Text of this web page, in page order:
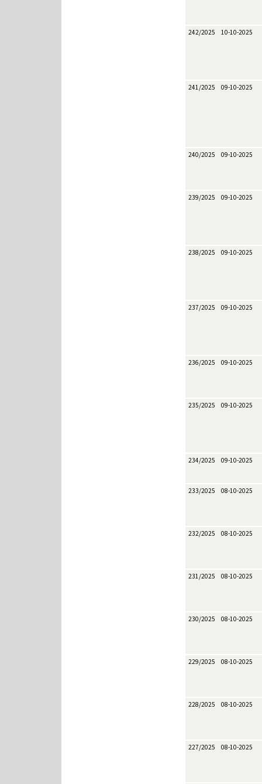
242/2025 10-10-2025
241/2025 09-10-2025
240/2025 09-10-2025
239/2025 09-10-2025
238/2025 09-10-2025
237/2025 09-10-2025
236/2025 09-10-2025
235/2025 09-10-2025
234/2025 09-10-2025
233/2025 08-10-2025
232/2025 08-10-2025
231/2025 08-10-2025
230/2025 08-10-2025
229/2025 08-10-2025
228/2025 08-10-2025
227/2025 08-10-2025